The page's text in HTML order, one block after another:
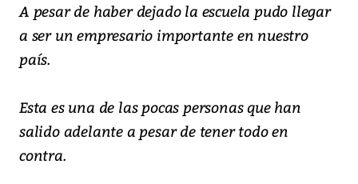
A pesar de haber dejado la escuela pudo llegar
a ser un empresario importante en nuestro
país.
Esta es una de las pocas personas que han
salido adelante a pesar de tener todo en
contra.